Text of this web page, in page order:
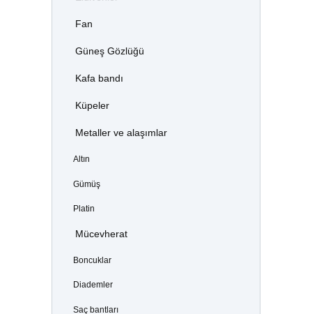
Fan
Güneş Gözlüğü
Kafa bandı
Küpeler
Metaller ve alaşımlar
Altın
Gümüş
Platin
Mücevherat
Boncuklar
Diademler
Saç bantları